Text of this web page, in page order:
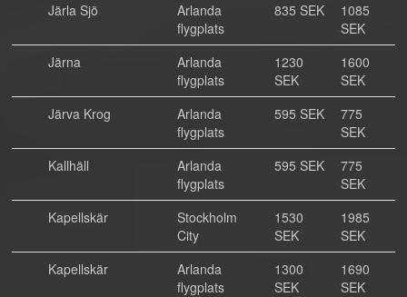
Järla Sjö
Arlanda
flygplats
835 SEK
1085
SEK
Järna
Arlanda
flygplats
1230
SEK
1600
SEK
Järva Krog
Arlanda
flygplats
595 SEK
775
SEK
Kallhäll
Arlanda
flygplats
595 SEK
775
SEK
Kapellskär
Stockholm
City
1530
SEK
1985
SEK
Kapellskär
Arlanda
flygplats
1300
SEK
1690
SEK